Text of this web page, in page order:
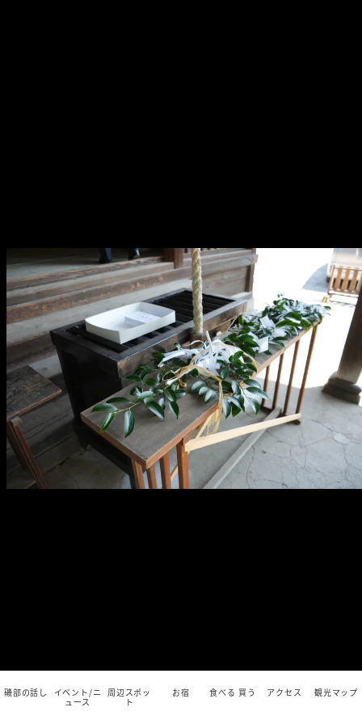
磯部の話し
イベント/ニ
ュース
周辺スポッ
ト
お宿 食べる 買う アクセス 観光マップ